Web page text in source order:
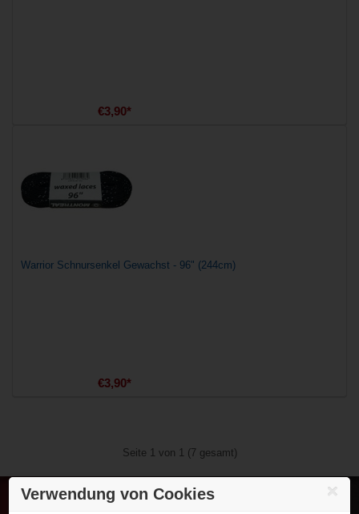
€3,90*
Warrior Schnursenkel Gewachst - 96" (244cm)
€3,90*
Seite 1 von 1 (7 gesamt)
Verwendung von Cookies